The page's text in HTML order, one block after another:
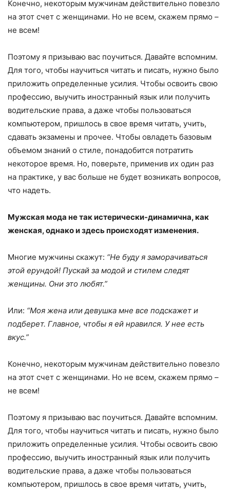
Конечно, некоторым мужчинам действительно повезло
на этот счет с женщинами. Но не всем, скажем прямо –
не всем!
Поэтому я призываю вас поучиться. Давайте вспомним.
Для того, чтобы научиться читать и писать, нужно было
приложить определенные усилия. Чтобы освоить свою
профессию, выучить иностранный язык или получить
водительские права, а даже чтобы пользоваться
компьютером, пришлось в свое время читать, учить,
сдавать экзамены и прочее. Чтобы овладеть базовым
объемом знаний о стиле, понадобится потратить
некоторое время. Но, поверьте, применив их один раз
на практике, у вас больше не будет возникать вопросов,
что надеть.
Мужская мода не так истерически-динамична, как
женская, однако и здесь происходят изменения.
Многие мужчины скажут: “Не буду я заморачиваться
этой ерундой! Пускай за модой и стилем следят
женщины. Они это любят.”
Или: “Моя жена или девушка мне все подскажет и
подберет. Главное, чтобы я ей нравился. У нее есть
вкус.”
Конечно, некоторым мужчинам действительно повезло
на этот счет с женщинами. Но не всем, скажем прямо –
не всем!
Поэтому я призываю вас поучиться. Давайте вспомним.
Для того, чтобы научиться читать и писать, нужно было
приложить определенные усилия. Чтобы освоить свою
профессию, выучить иностранный язык или получить
водительские права, а даже чтобы пользоваться
компьютером, пришлось в свое время читать, учить,